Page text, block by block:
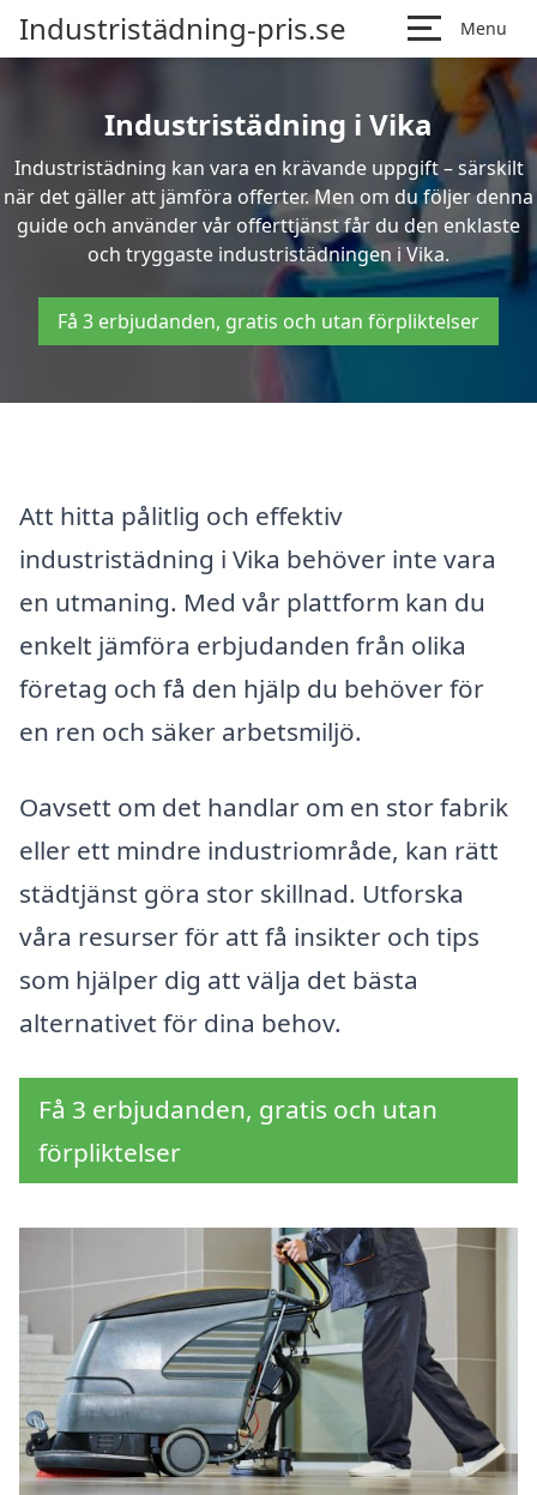
Industristädning-pris.se Menu
Industristädning i Vika
Industristädning kan vara en krävande uppgift – särskilt
när det gäller att jämföra offerter. Men om du följer denna
guide och använder vår offerttjänst får du den enklaste
och tryggaste industristädningen i Vika.
Få 3 erbjudanden, gratis och utan förpliktelser
Att hitta pålitlig och effektiv
industristädning i Vika behöver inte vara
en utmaning. Med vår plattform kan du
enkelt jämföra erbjudanden från olika
företag och få den hjälp du behöver för
en ren och säker arbetsmiljö.
Oavsett om det handlar om en stor fabrik
eller ett mindre industriområde, kan rätt
städtjänst göra stor skillnad. Utforska
våra resurser för att få insikter och tips
som hjälper dig att välja det bästa
alternativet för dina behov.
Få 3 erbjudanden, gratis och utan
förpliktelser